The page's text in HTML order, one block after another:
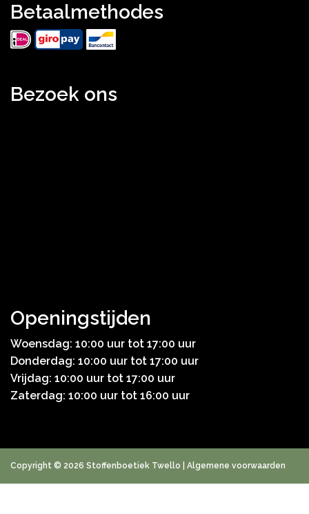
Betaalmethodes
Bezoek ons
Openingstijden
Woensdag: 10:00 uur tot 17:00 uur
Donderdag: 10:00 uur tot 17:00 uur
Vrijdag: 10:00 uur tot 17:00 uur
Zaterdag: 10:00 uur tot 16:00 uur
Copyright © 2026 Stoffenboetiek Twello | Algemene voorwaarden